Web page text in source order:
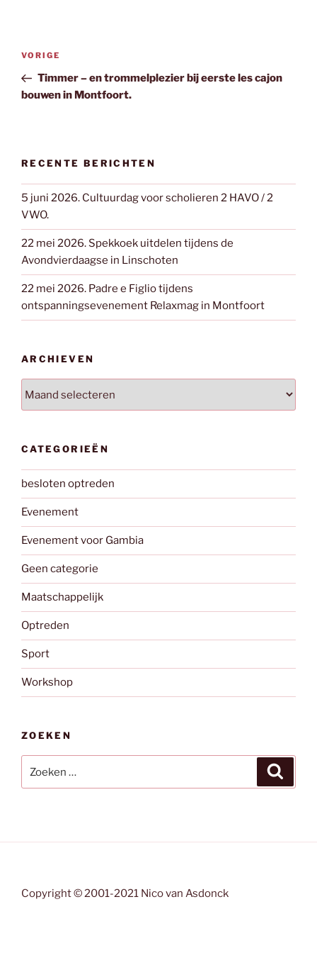
Bericht
Vorig
bericht
VORIGE
Timmer – en trommelplezier bij eerste les cajon
bouwen in Montfoort.
RECENTE BERICHTEN
5 juni 2026. Cultuurdag voor scholieren 2 HAVO / 2
VWO.
22 mei 2026. Spekkoek uitdelen tijdens de
Avondvierdaagse in Linschoten
22 mei 2026. Padre e Figlio tijdens
ontspanningsevenement Relaxmag in Montfoort
ARCHIEVEN
CATEGORIEËN
besloten optreden
Evenement
Evenement voor Gambia
Geen categorie
Maatschappelijk
Optreden
Sport
Workshop
ZOEKEN
naar:
Copyright © 2001-2021 Nico van Asdonck